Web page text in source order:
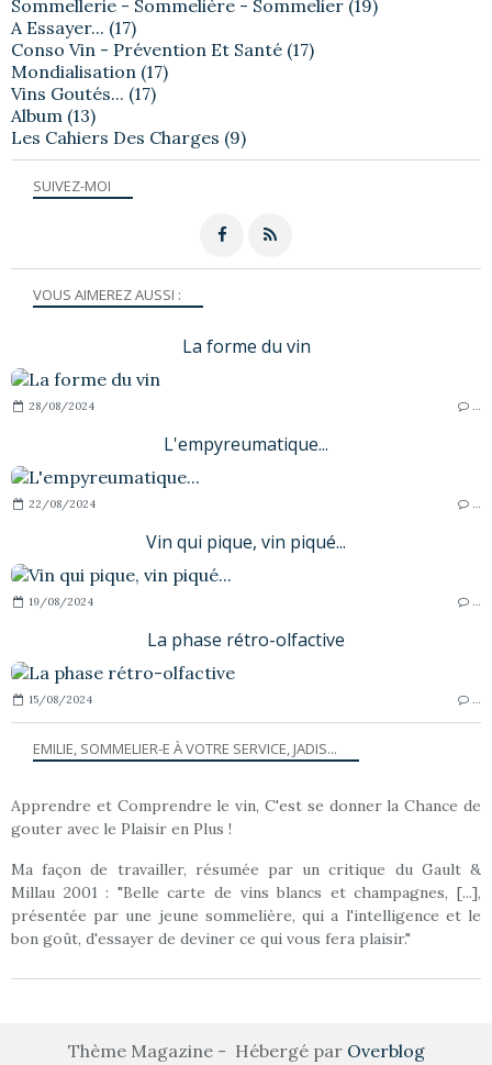
SUIVEZ-MOI
VOUS AIMEREZ AUSSI :
La forme du vin
28/08/2024
L'empyreumatique...
22/08/2024
Vin qui pique, vin piqué...
19/08/2024
La phase rétro-olfactive
15/08/2024
Sommellerie - Sommelière - Sommelier (19)
A Essayer... (17)
Conso Vin - Prévention Et Santé (17)
Mondialisation (17)
Vins Goutés... (17)
Album (13)
Les Cahiers Des Charges (9)
EMILIE, SOMMELIER-E À VOTRE SERVICE, JADIS...
Apprendre et Comprendre le vin, C'est se donner la Chance de
gouter avec le Plaisir en Plus !
Ma façon de travailler, résumée par un critique du Gault &
Millau 2001 : "Belle carte de vins blancs et champagnes, [...],
présentée par une jeune sommelière, qui a l'intelligence et le
bon goût, d'essayer de deviner ce qui vous fera plaisir."
Thème Magazine - Hébergé par Overblog